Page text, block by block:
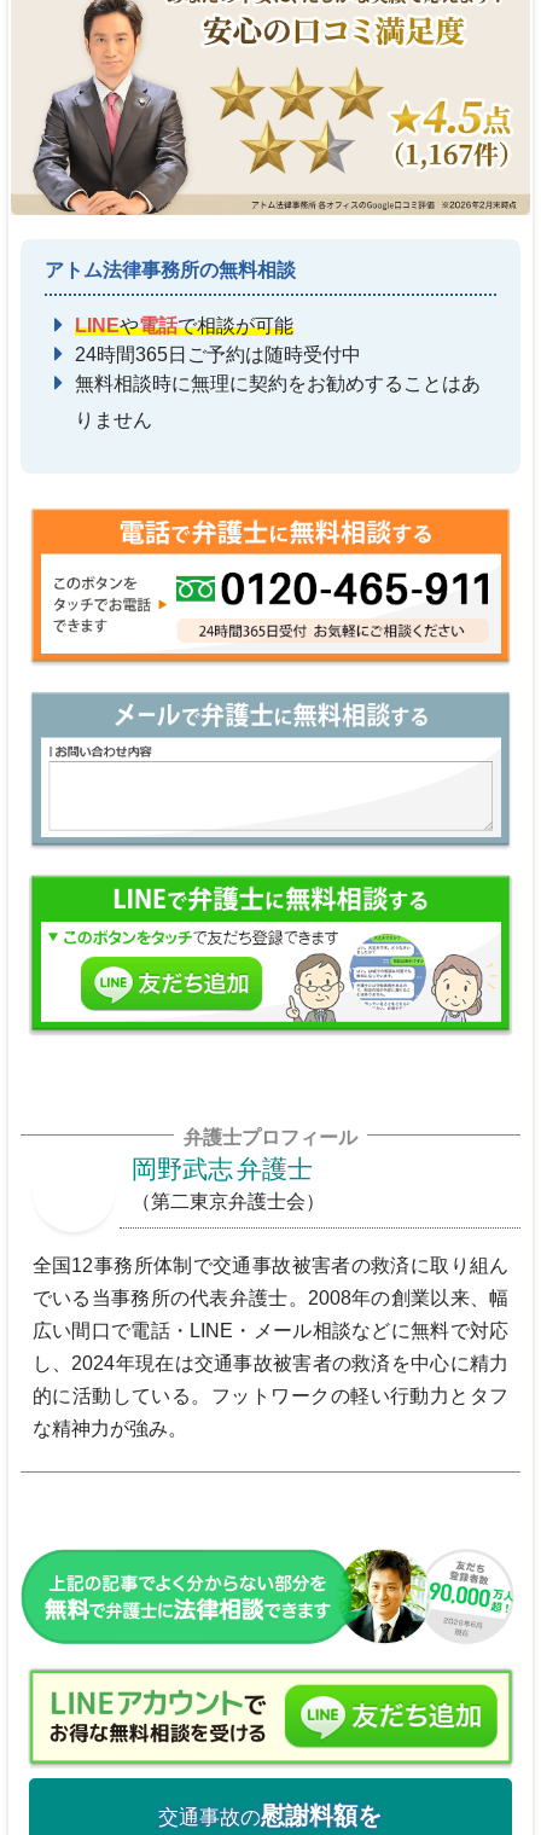
アトム法律事務所の無料相談
LINEや電話で相談が可能
24時間365日ご予約は随時受付中
無料相談時に無理に契約をお勧めすることはあ
りません
弁護士プロフィール
岡野武志弁護士
（第二東京弁護士会）
全国12事務所体制で交通事故被害者の救済に取り組ん
でいる当事務所の代表弁護士。2008年の創業以来、幅
広い間口で電話・LINE・メール相談などに無料で対応
し、2024年現在は交通事故被害者の救済を中心に精力
的に活動している。フットワークの軽い行動力とタフ
な精神力が強み。
交通事故の慰謝料額を